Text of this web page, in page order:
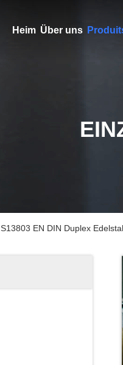
Heim Über uns
S13803 EN DIN Duplex